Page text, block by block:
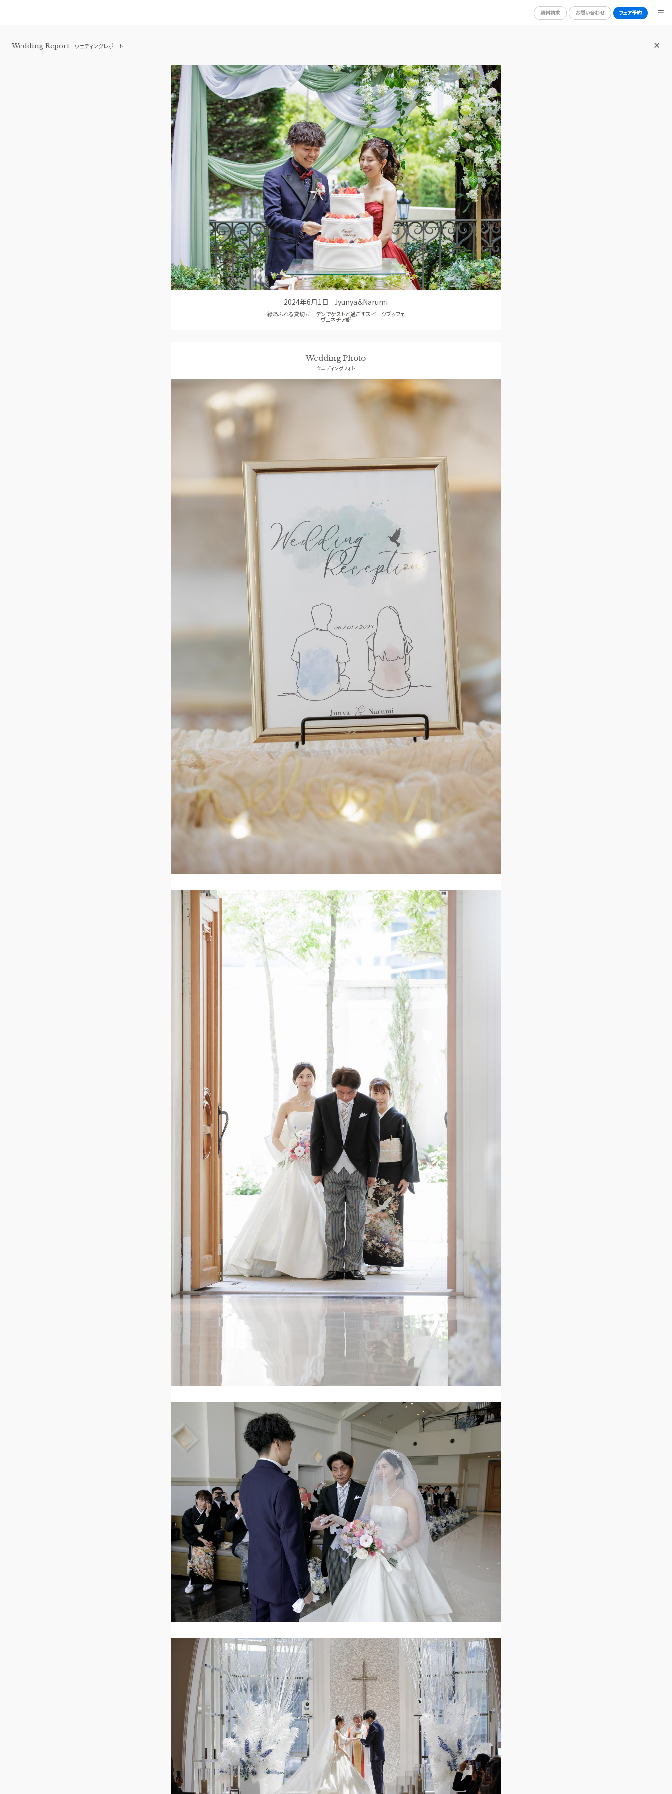
資料請求 お問い合わせ フェア予約
横浜 アートグレイス ポートサイドヴィ
TOP
トップ
BRIDAL FAIR
ブライダルフェア
FAIR INFO
ブライダルフェアの魅力をご案内
WEDDING REPORT
体験者レポート
PHOTO GALLERY
フォトギャラリー
PLAN
プラン
CEREMONY
挙式
PARTY
披露宴会場
CUISINE
料理
DRESS
ドレス
CONCEPT
コンセプト
ACCESS
アクセス
GUEST
ご列席者の皆さまへ
QA
よくあるご質問
SUPPORT
お手伝い
Wedding Report ウェディングレポート
2024年6月1日 Jyunya＆Narumi
緑あふれる貸切ガーデンでゲストと過ごすスイーツブッフェ
ヴェネチア艇
Wedding Photo
ウエディングフォト